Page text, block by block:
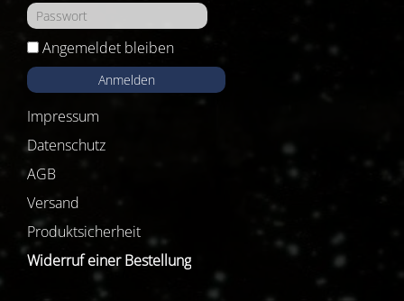
Angemeldet bleiben
Anmelden
Impressum
Datenschutz
AGB
Versand
Produktsicherheit
Widerruf einer Bestellung